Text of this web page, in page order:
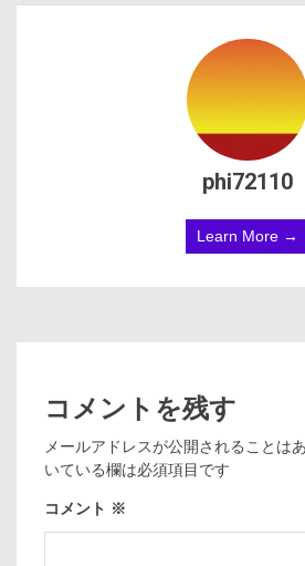
phi72110
Learn More →
コメントを残す
メールアドレスが公開されることは
いている欄は必須項目です
コメント ※